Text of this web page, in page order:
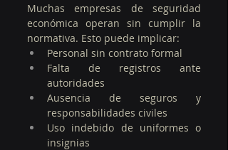
Muchas empresas de seguridad
económica operan sin cumplir la
normativa. Esto puede implicar:
Personal sin contrato formal
Falta de registros ante
autoridades
Ausencia de seguros y
responsabilidades civiles
Uso indebido de uniformes o
insignias